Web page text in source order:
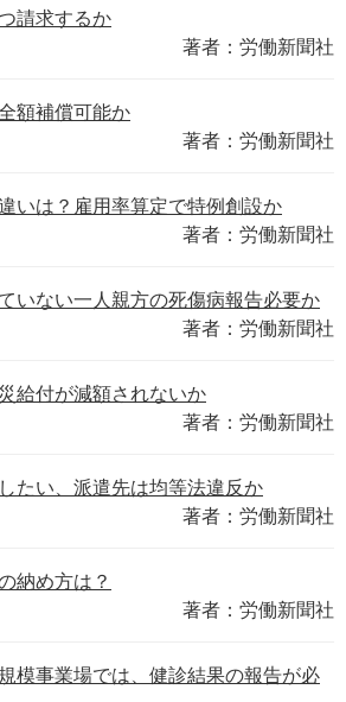
請求するか
著者：労働新聞社
額補償可能か
著者：労働新聞社
いは？雇用率算定で特例創設か
著者：労働新聞社
いない一人親方の死傷病報告必要か
著者：労働新聞社
給付が減額されないか
著者：労働新聞社
たい、派遣先は均等法違反か
著者：労働新聞社
納め方は？
著者：労働新聞社
模事業場では、健診結果の報告が必